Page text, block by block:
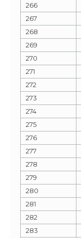
266
267
268
269
270
271
272
273
274
275
276
277
278
279
280
281
282
283